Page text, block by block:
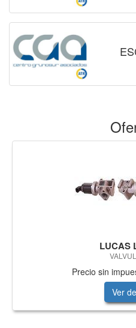
LUCAS
Precio sin
Ver